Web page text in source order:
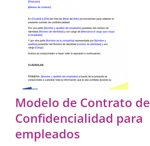
Modelo de Contrato de
Confidencialidad para
empleados